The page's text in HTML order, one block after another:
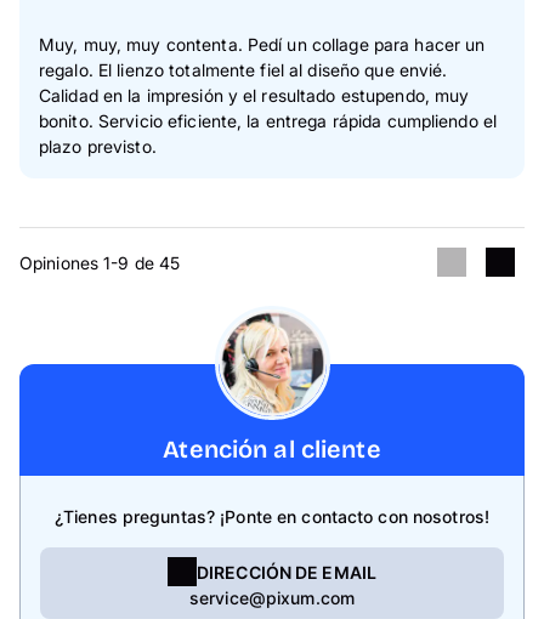
Muy, muy, muy contenta. Pedí un collage para hacer un
regalo. El lienzo totalmente fiel al diseño que envié.
Calidad en la impresión y el resultado estupendo, muy
bonito. Servicio eficiente, la entrega rápida cumpliendo el
plazo previsto.
Opiniones 1-9 de 45
Atención al cliente
¿Tienes preguntas? ¡Ponte en contacto con nosotros!
DIRECCIÓN DE EMAIL
service@pixum.com